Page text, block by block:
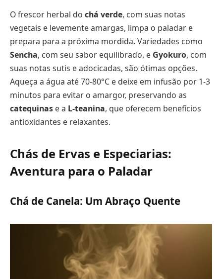
O frescor herbal do chá verde, com suas notas
vegetais e levemente amargas, limpa o paladar e
prepara para a próxima mordida. Variedades como
Sencha, com seu sabor equilibrado, e Gyokuro, com
suas notas sutis e adocicadas, são ótimas opções.
Aqueça a água até 70-80°C e deixe em infusão por 1-3
minutos para evitar o amargor, preservando as
catequinas e a L-teanina, que oferecem benefícios
antioxidantes e relaxantes.
Chás de Ervas e Especiarias:
Aventura para o Paladar
Chá de Canela: Um Abraço Quente